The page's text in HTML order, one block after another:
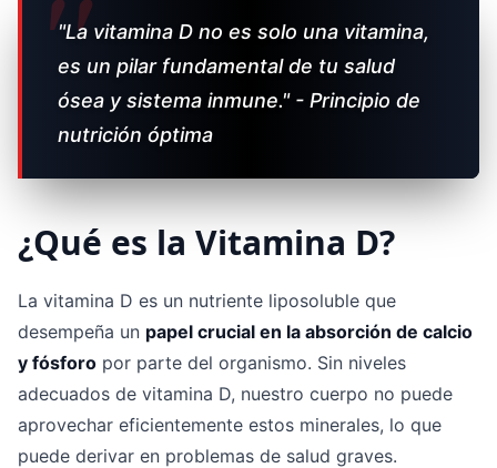
"La vitamina D no es solo una vitamina,
es un pilar fundamental de tu salud
ósea y sistema inmune." - Principio de
nutrición óptima
¿Qué es la Vitamina D?
La vitamina D es un nutriente liposoluble que
desempeña un papel crucial en la absorción de calcio
y fósforo por parte del organismo. Sin niveles
adecuados de vitamina D, nuestro cuerpo no puede
aprovechar eficientemente estos minerales, lo que
puede derivar en problemas de salud graves.